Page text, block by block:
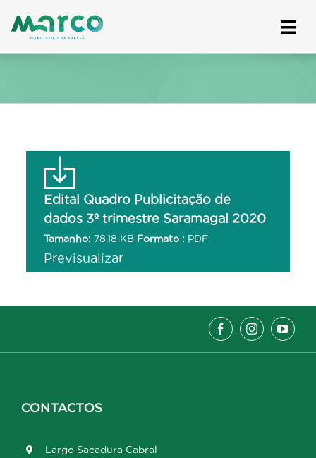
to
Edital Quadro Publicitação de
dados 3º trimestre Saramagal 2020
Tamanho: 78.18 KB Formato : PDF
Previsualizar
CONTACTOS
Largo Sacadura Cabral